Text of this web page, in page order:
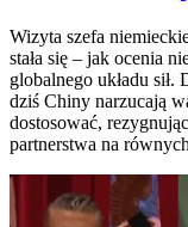
Wizyta szefa
stała się – jak ocenia
globalnego układu
dziś Chiny narzucają
dostosować,
partnerstwa na